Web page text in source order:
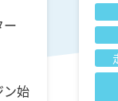
ー
ン始